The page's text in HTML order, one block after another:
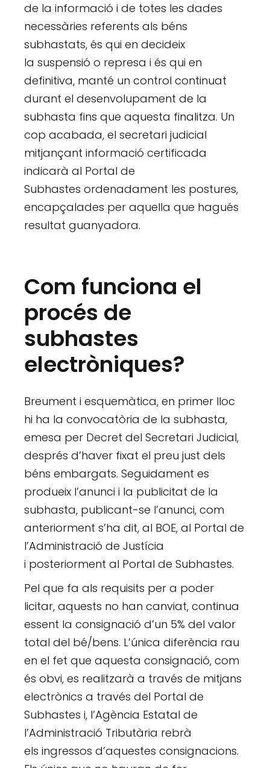
de la informació i de totes les dades
necessàries referents als béns
subhastats, és qui en decideix
la suspensió o represa i és qui en
definitiva, manté un control continuat
durant el desenvolupament de la
subhasta fins que aquesta finalitza. Un
cop acabada, el secretari judicial
mitjançant informació certificada
indicarà al Portal de
Subhastes ordenadament les postures,
encapçalades per aquella que hagués
resultat guanyadora.
Com funciona el
procés de
subhastes
electròniques?
Breument i esquemàtica, en primer lloc
hi ha la convocatòria de la subhasta,
emesa per Decret del Secretari Judicial,
després d’haver fixat el preu just dels
béns embargats. Seguidament es
produeix l’anunci i la publicitat de la
subhasta, publicant-se l’anunci, com
anteriorment s’ha dit, al BOE, al Portal de
l’Administració de Justícia
i posteriorment al Portal de Subhastes.
Pel que fa als requisits per a poder
licitar, aquests no han canviat, continua
essent la consignació d’un 5% del valor
total del bé/bens. L’única diferència rau
en el fet que aquesta consignació, com
és obvi, es realitzarà a través de mitjans
electrònics a través del Portal de
Subhastes i, l’Agència Estatal de
l’Administració Tributària rebrà
els ingressos d’aquestes consignacions.